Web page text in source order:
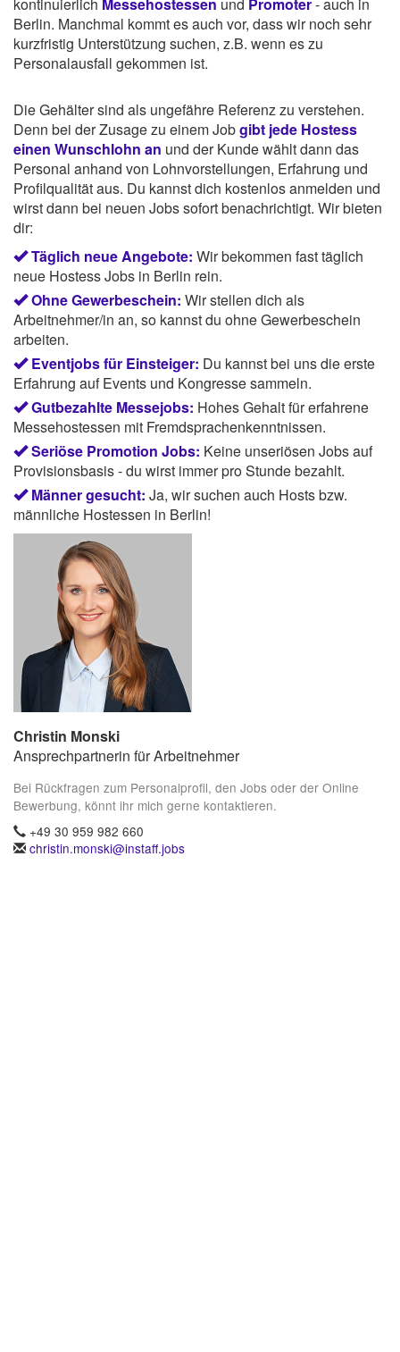
kontinuierlich Messehostessen und Promoter- auch in
Berlin. Manchmal kommt es auch vor, dass wir noch sehr
kurzfristig Unterstützung suchen, z.B. wenn es zu
Personalausfall gekommen ist.
Die Gehälter sind als ungefähre Referenz zu verstehen.
Denn bei der Zusage zu einem Jobgibt jede Hostess
einen Wunschlohn an und der Kunde wählt dann das
Personal anhand von Lohnvorstellungen, Erfahrung und
Profilqualität aus. Du kannst dich kostenlos anmelden und
wirst dann bei neuen Jobs sofort benachrichtigt. Wir bieten
dir:
Täglich neue Angebote: Wir bekommen fast täglich
neue Hostess Jobs in Berlin rein.
Ohne Gewerbeschein: Wir stellen dich als
Arbeitnehmer/in an, so kannst du ohne Gewerbeschein
arbeiten.
Eventjobs für Einsteiger: Du kannst bei uns die erste
Erfahrung auf Events und Kongresse sammeln.
Gutbezahlte Messejobs: Hohes Gehalt für erfahrene
Messehostessen mit Fremdsprachenkenntnissen.
Seriöse Promotion Jobs: Keine unseriösen Jobs auf
Provisionsbasis - du wirst immer pro Stunde bezahlt.
Männer gesucht: Ja, wir suchen auch Hosts bzw.
männliche Hostessen in Berlin!
Christin Monski
Ansprechpartnerin für Arbeitnehmer
Bei Rückfragen zum Personalprofil, den Jobs oder der Online
Bewerbung, könnt ihr mich gerne kontaktieren.
+49 30 959 982 660
christin.monski@instaff.jobs